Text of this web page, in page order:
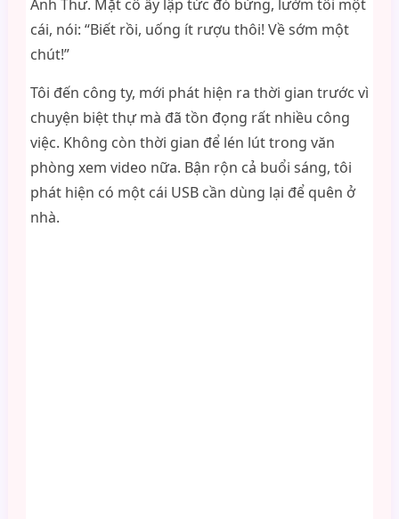
Anh Thư. Mặt cô ấy lập tức đỏ bừng, lườm tôi một
cái, nói: “Biết rồi, uống ít rượu thôi! Về sớm một
chút!”
Tôi đến công ty, mới phát hiện ra thời gian trước vì
chuyện biệt thự mà đã tồn đọng rất nhiều công
việc. Không còn thời gian để lén lút trong văn
phòng xem video nữa. Bận rộn cả buổi sáng, tôi
phát hiện có một cái USB cần dùng lại để quên ở
nhà.